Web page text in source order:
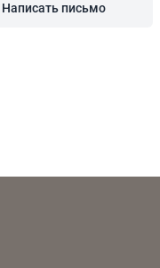
Написать письмо